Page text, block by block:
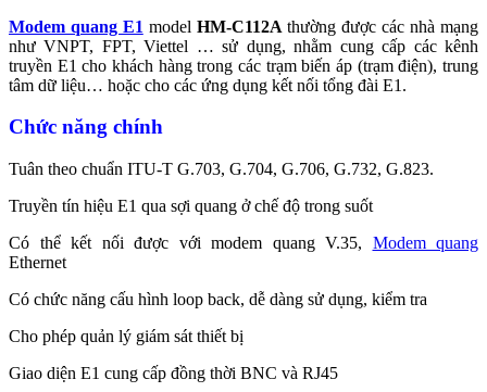
Modem quang E1 model HM-C112A thường được các nhà mạng
như VNPT, FPT, Viettel … sử dụng, nhằm cung cấp các kênh
truyền E1 cho khách hàng trong các trạm biến áp (trạm điện), trung
tâm dữ liệu… hoặc cho các ứng dụng kết nối tổng đài E1.
Chức năng chính
Tuân theo chuẩn ITU-T G.703, G.704, G.706, G.732, G.823.
Truyền tín hiệu E1 qua sợi quang ở chế độ trong suốt
Có thể kết nối được với modem quang V.35, Modem quang
Ethernet
Có chức năng cấu hình loop back, dễ dàng sử dụng, kiểm tra
Cho phép quản lý giám sát thiết bị
Giao diện E1 cung cấp đồng thời BNC và RJ45